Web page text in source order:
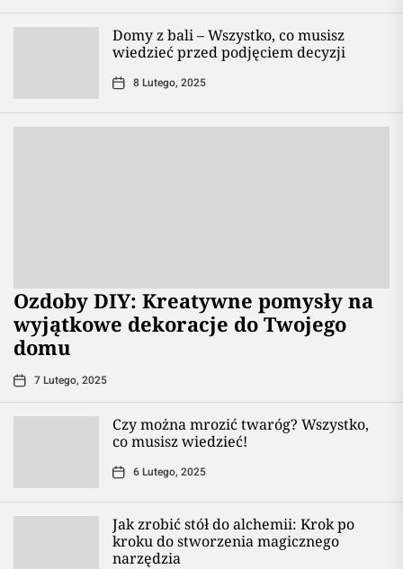
Domy z bali – Wszystko, co musisz
wiedzieć przed podjęciem decyzji
8 Lutego, 2025
Ozdoby DIY: Kreatywne pomysły na
wyjątkowe dekoracje do Twojego
domu
7 Lutego, 2025
Czy można mrozić twaróg? Wszystko,
co musisz wiedzieć!
6 Lutego, 2025
Jak zrobić stół do alchemii: Krok po
kroku do stworzenia magicznego
narzędzia